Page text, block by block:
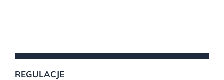
REGULACJE